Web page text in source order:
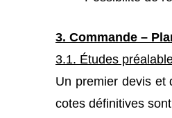
3. Commande –
3.1. Études
Un premier devis et
cotes définitives